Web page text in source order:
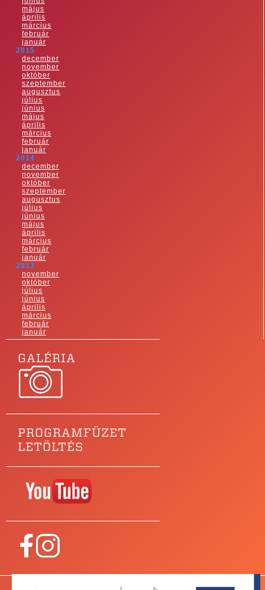
május
április
március
február
január
2015
december
november
október
szeptember
augusztus
július
június
május
április
március
február
január
2014
december
november
október
szeptember
augusztus
július
június
május
április
március
február
január
2013
november
október
július
június
április
március
február
január
GALÉRIA
PROGRAMFÜZET
LETÖLTÉS